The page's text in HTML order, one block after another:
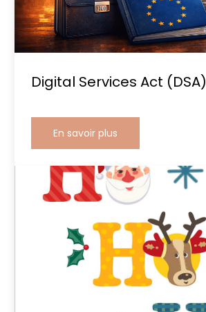
Digital Services Act (DSA)
En savoir plus